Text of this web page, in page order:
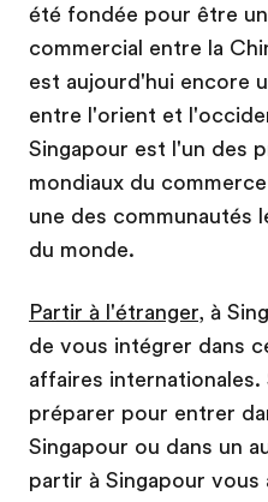
été fondée pour être
commercial entre la
est aujourd'hui encore
entre l'orient et
Singapour est l'un des
mondiaux du
une des communautés
du monde.
Partir à l'étranger, à
de vous intégrer dans
affaires
préparer pour entrer
Singapour ou dans un
partir à Singapour vous